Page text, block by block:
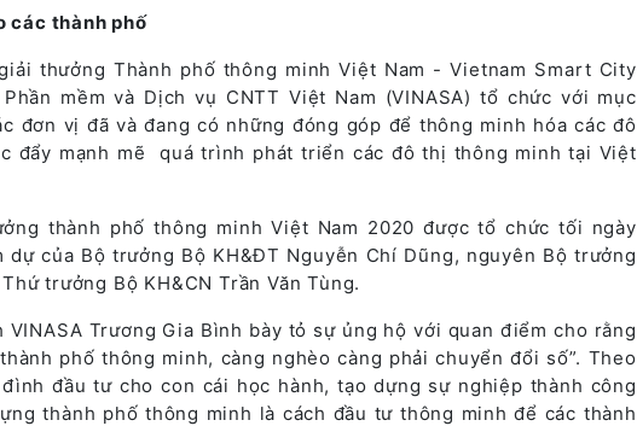
các thành phố
thưởng Thành phố thông minh Việt Nam - Vietnam Smart City
mềm và Dịch vụ CNTT Việt Nam (VINASA) tổ chức với mục
đơn vị đã và đang có những đóng góp để thông minh hóa các đô
đẩy mạnh mẽ quá trình phát triển các đô thị thông minh tại Việt
thành phố thông minh Việt Nam 2020 được tổ chức tối ngày
dự của Bộ trưởng Bộ KH&ĐT Nguyễn Chí Dũng, nguyên Bộ trưởng
trưởng Bộ KH&CN Trần Văn Tùng.
Trương Gia Bình bày tỏ sự ủng hộ với quan điểm cho rằng
phố thông minh, càng nghèo càng phải chuyển đổi số”. Theo
đầu tư cho con cái học hành, tạo dựng sự nghiệp thành công
thành phố thông minh là cách đầu tư thông minh để các thành